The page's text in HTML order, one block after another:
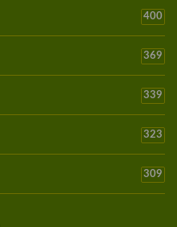
400
369
339
323
309